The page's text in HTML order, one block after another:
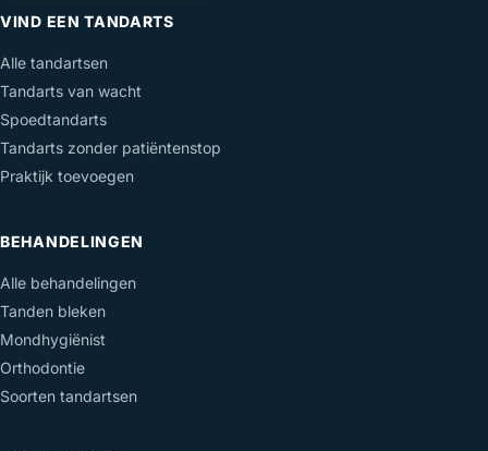
VIND EEN TANDARTS
Alle tandartsen
Tandarts van wacht
Spoedtandarts
Tandarts zonder patiëntenstop
Praktijk toevoegen
BEHANDELINGEN
Alle behandelingen
Tanden bleken
Mondhygiënist
Orthodontie
Soorten tandartsen